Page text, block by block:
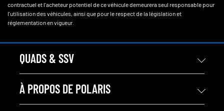
contractuel et l'acheteur potentiel de ce véhicule demeurera seul responsable pour
l'utilisation des véhicules, ainsi que pour le respect de la législation et
réglementation en vigueur.
QUADS & SSV
À PROPOS DE POLARIS